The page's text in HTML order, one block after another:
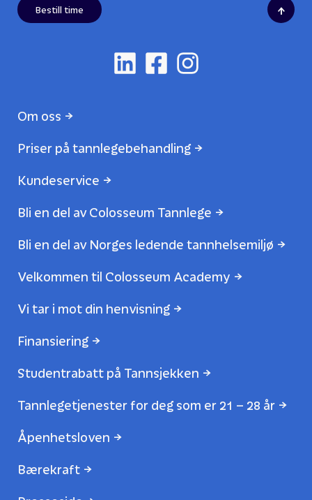
Bestill time
Om oss
Priser på tannlegebehandling
Kundeservice
Bli en del av Colosseum Tannlege
Bli en del av Norges ledende tannhelsemiljø
Velkommen til Colosseum Academy
Vi tar i mot din henvisning
Finansiering
Studentrabatt på Tannsjekken
Tannlegetjenester for deg som er 21 – 28 år
Åpenhetsloven
Bærekraft
↑